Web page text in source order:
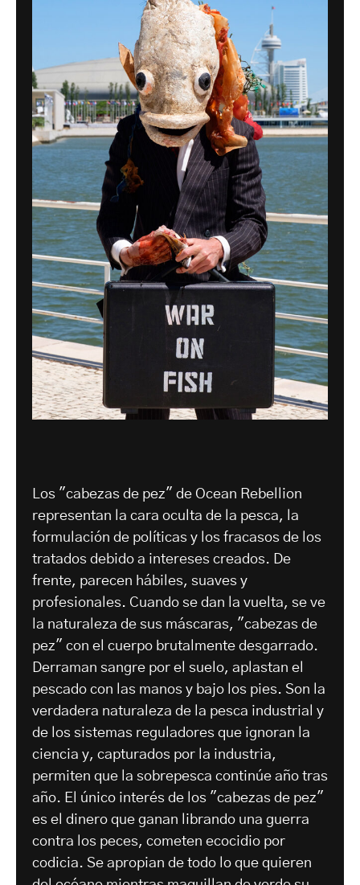
Los "cabezas de pez" de Ocean Rebellion
representan la cara oculta de la pesca, la
formulación de políticas y los fracasos de los
tratados debido a intereses creados. De
frente, parecen hábiles, suaves y
profesionales. Cuando se dan la vuelta, se ve
la naturaleza de sus máscaras, "cabezas de
pez" con el cuerpo brutalmente desgarrado.
Derraman sangre por el suelo, aplastan el
pescado con las manos y bajo los pies. Son la
verdadera naturaleza de la pesca industrial y
de los sistemas reguladores que ignoran la
ciencia y, capturados por la industria,
permiten que la sobrepesca continúe año tras
año. El único interés de los "cabezas de pez"
es el dinero que ganan librando una guerra
contra los peces, cometen ecocidio por
codicia. Se apropian de todo lo que quieren